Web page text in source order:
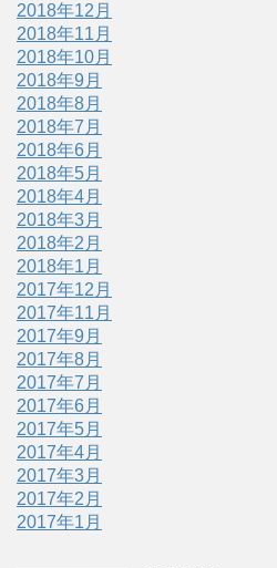
2018年12月
2018年11月
2018年10月
2018年9月
2018年8月
2018年7月
2018年6月
2018年5月
2018年4月
2018年3月
2018年2月
2018年1月
2017年12月
2017年11月
2017年9月
2017年8月
2017年7月
2017年6月
2017年5月
2017年4月
2017年3月
2017年2月
2017年1月